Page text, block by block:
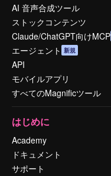
AI 音声合成ツール
ストックコンテンツ
Claude/ChatGPT向けMCP
エージェント 新規
API
モバイルアプリ
すべてのMagnificツール
はじめに
Academy
ドキュメント
サポート